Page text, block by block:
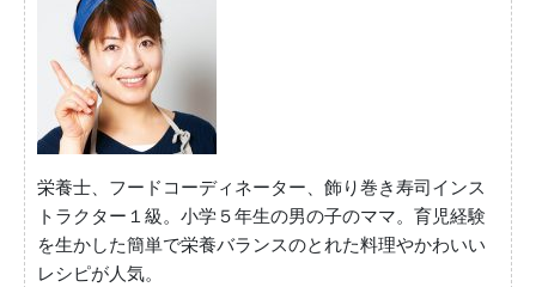
栄養士、フードコーディネーター、飾り巻き寿司インス
トラクター１級。小学５年生の男の子のママ。育児経験
を生かした簡単で栄養バランスのとれた料理やかわいい
レシピが人気。